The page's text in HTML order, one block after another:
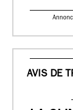
AVIS DE